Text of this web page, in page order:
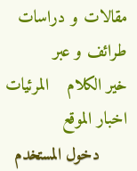
مقالات و دراسات
طرائف و عبر
خير الكلام
المرئيات
اخبار الموقع
دخول المستخدم